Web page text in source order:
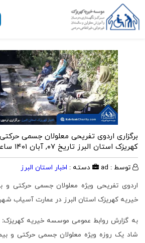
برگزاری اردوی تفریحی معلولان جسمی
کهریزک استان البرزتاریخ ۰۷, آبان ۱۴۰۱ ساعت ۰۵:۰۷
توسط : ad دسته : اخبار استان البرز
اردوی تفریحی ویژه معلولان جسمی حرکتی و
خیریه کهریزک استان البرز در عمارت آسیاب
به گزارش روابط عمومی موسسه خیریه کهریزک:
شاد یک روزه ویژه معلولان جسمی حرکتی و